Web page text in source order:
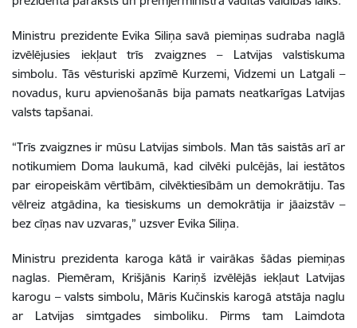
Ministru prezidente Evika Siliņa savā piemiņas sudraba naglā
izvēlējusies iekļaut trīs zvaigznes – Latvijas valstiskuma
simbolu. Tās vēsturiski apzīmē Kurzemi, Vidzemi un Latgali –
novadus, kuru apvienošanās bija pamats neatkarīgas Latvijas
valsts tapšanai.
“Trīs zvaigznes ir mūsu Latvijas simbols. Man tās saistās arī ar
notikumiem Doma laukumā, kad cilvēki pulcējās, lai iestātos
par eiropeiskām vērtībām, cilvēktiesībām un demokrātiju. Tas
vēlreiz atgādina, ka tiesiskums un demokrātija ir jāaizstāv –
bez cīņas nav uzvaras,” uzsver Evika Siliņa.
Ministru prezidenta karoga kātā ir vairākas šādas piemiņas
naglas. Piemēram, Krišjānis Kariņš izvēlējās iekļaut Latvijas
karogu – valsts simbolu, Māris Kučinskis karogā atstāja naglu
ar Latvijas simtgades simboliku. Pirms tam Laimdota